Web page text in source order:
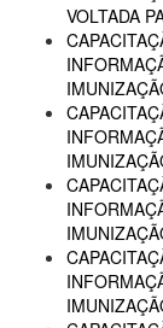
VOLTADA